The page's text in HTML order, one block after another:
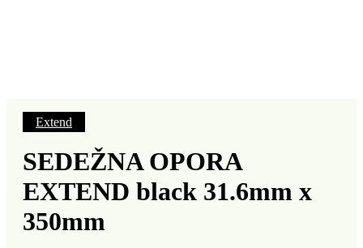
Extend
SEDEŽNA OPORA
EXTEND black 31.6mm x
350mm